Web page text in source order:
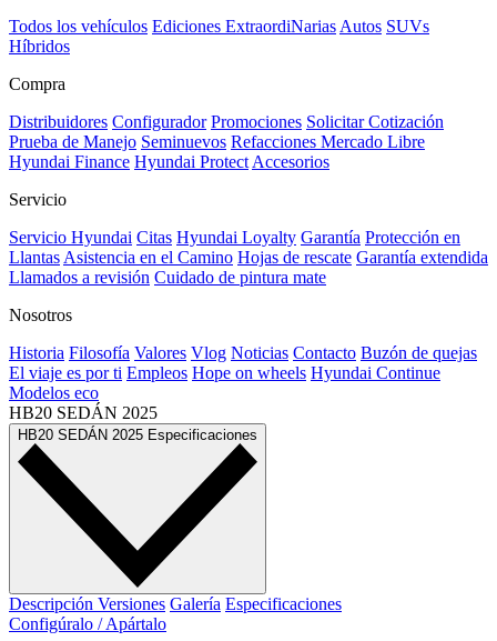
Todos los vehículos Ediciones ExtraordiNarias Autos SUVs
Híbridos
Compra
Distribuidores Configurador Promociones Solicitar Cotización
Prueba de Manejo Seminuevos Refacciones Mercado Libre
Hyundai Finance Hyundai Protect Accesorios
Servicio
Servicio Hyundai Citas Hyundai Loyalty Garantía Protección en
Llantas Asistencia en el Camino Hojas de rescate Garantía extendida
Llamados a revisión Cuidado de pintura mate⁠
Nosotros
Historia Filosofía Valores Vlog Noticias Contacto Buzón de quejas
El viaje es por ti Empleos Hope on wheels Hyundai Continue
Modelos eco
HB20 SEDÁN 2025
HB20 SEDÁN 2025 Especificaciones
Descripción Versiones Galería Especificaciones
Configúralo / Apártalo